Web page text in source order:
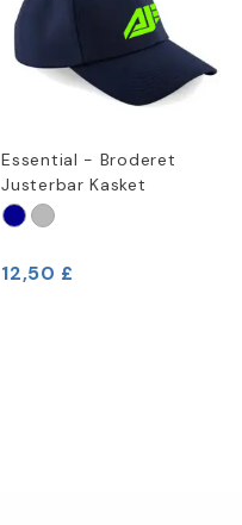
Essential - Broderet
Justerbar Kasket
12,50 £